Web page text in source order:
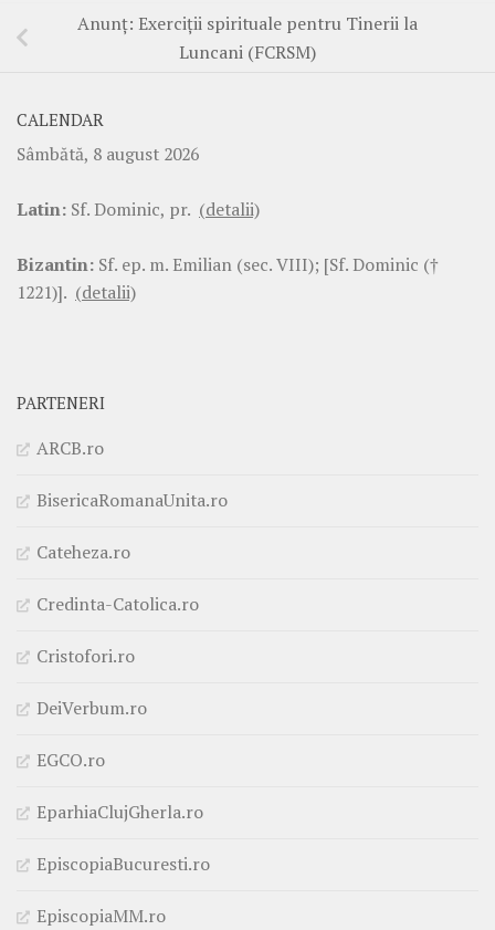
Anunţ: Exerciţii spirituale pentru Tinerii la
Luncani (FCRSM)
CALENDAR
Sâmbătă, 8 august 2026
Latin: Sf. Dominic, pr. (detalii)
Bizantin: Sf. ep. m. Emilian (sec. VIII); [Sf. Dominic (†
1221)]. (detalii)
PARTENERI
ARCB.ro
BisericaRomanaUnita.ro
Cateheza.ro
Credinta-Catolica.ro
Cristofori.ro
DeiVerbum.ro
EGCO.ro
EparhiaClujGherla.ro
EpiscopiaBucuresti.ro
EpiscopiaMM.ro